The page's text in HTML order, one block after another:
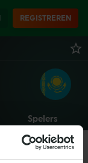
REGISTREREN
Spelers